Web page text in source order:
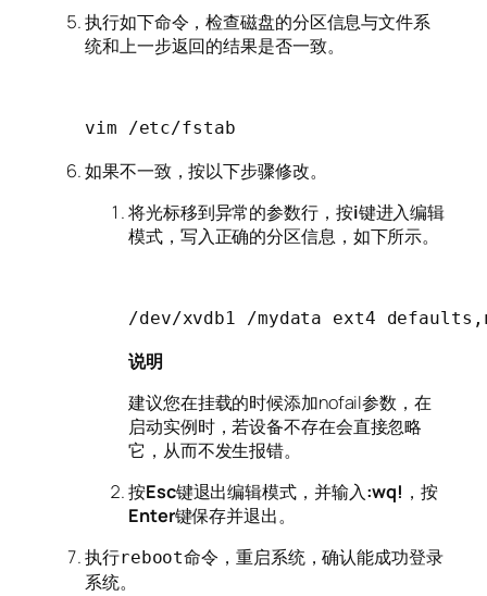
执行如下命令，检查磁盘的分区信息与文件系
统和上一步返回的结果是否一致。
vim /etc/fstab
如果不一致，按以下步骤修改。
将光标移到异常的参数行，按i键进入编辑
模式，写入正确的分区信息，如下所示。
/dev/xvdb1 /mydata ext4
说明
建议您在挂载的时候添加nofail参数，在
启动实例时，若设备不存在会直接忽略
它，从而不发生报错。
按Esc键退出编辑模式，并输入:wq! ，按
Enter键保存并退出。
执行reboot命令，重启系统，确认能成功登录
系统。